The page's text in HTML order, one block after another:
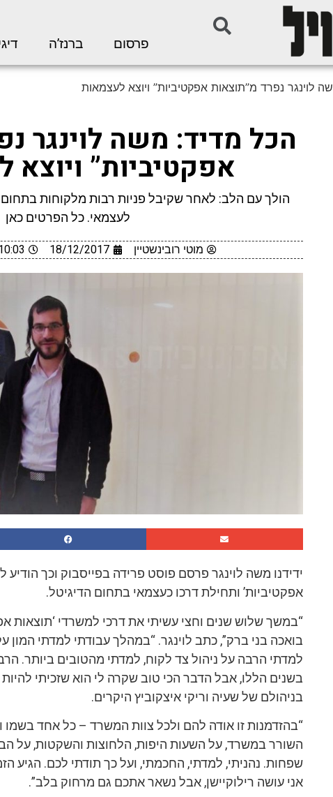
פרסום ברנז’ה
לוינגר נפרד מ”תוצאות אפקטיביות” ויוצא לעצמאות
הכל מדיד: משה לוינגר
אפקטיביות”
הולך עם הלב: לאחר שקיבל פניות רבות מלקוחות בתחום
לעצמאי. כל הפרטים כאן
מוטי רובינשטיין 18/12/2017
ידידנו משה לוינגר פרסם פוסט פרידה בפייסבוק וכך הודיע
אפקטיביות’ ותחילת דרכו כעצמאי בתחום הדיגיטל.
“במשך שלוש שנים וחצי עשיתי את דרכי למשרדי ‘תוצאות
בואכה בני ברק”, כתב לוינגר. “במהלך עבודתי למדתי המון
למדתי הרבה על ניהול צד לקוח, למדתי מהטובים ביותר.
בשנים הללו, אבל הדבר הכי טוב שקרה לי הוא שזכיתי
בניהולם של שעיה וריקי איצקוביץ היקרים.
“בהזדמנות זו אודה להם ולכל צוות המשרד – כל אחד בשמו
השורר במשרד, על השעות היפות, הלחוצות והשקטות, על
שפחות. נהניתי, למדתי, החכמתי, ועל כך תודתי לכם. הגיע
אני עושה רילוקיישן, אבל נשאר אתכם גם מרחוק בלב”.